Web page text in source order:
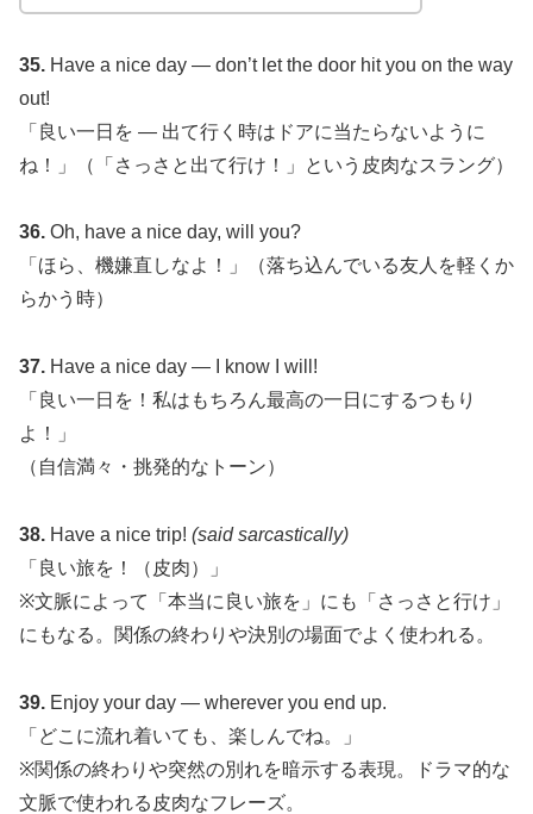
35. Have a nice day — don’t let the door hit you on the way
out!
「良い一日を — 出て行く時はドアに当たらないように
ね！」（「さっさと出て行け！」という皮肉なスラング）
36. Oh, have a nice day, will you?
「ほら、機嫌直しなよ！」（落ち込んでいる友人を軽くか
らかう時）
37. Have a nice day — I know I will!
「良い一日を！私はもちろん最高の一日にするつもり
よ！」
（自信満々・挑発的なトーン）
38. Have a nice trip! (said sarcastically)
「良い旅を！（皮肉）」
※文脈によって「本当に良い旅を」にも「さっさと行け」
にもなる。関係の終わりや決別の場面でよく使われる。
39. Enjoy your day — wherever you end up.
「どこに流れ着いても、楽しんでね。」
※関係の終わりや突然の別れを暗示する表現。ドラマ的な
文脈で使われる皮肉なフレーズ。